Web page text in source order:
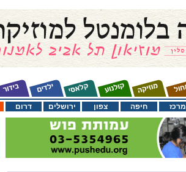
דרום ירושלים צפון חיפה מרכז